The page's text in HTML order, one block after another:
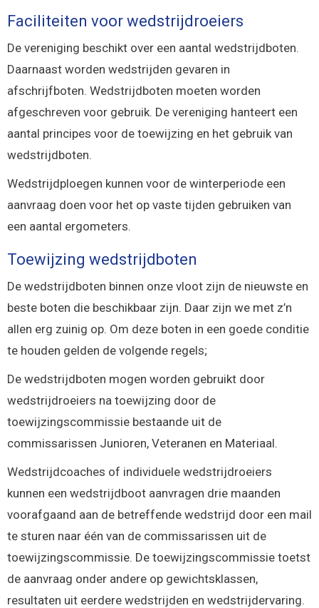
Faciliteiten voor wedstrijdroeiers
De vereniging beschikt over een aantal wedstrijdboten.
Daarnaast worden wedstrijden gevaren in
afschrijfboten. Wedstrijdboten moeten worden
afgeschreven voor gebruik. De vereniging hanteert een
aantal principes voor de toewijzing en het gebruik van
wedstrijdboten.
Wedstrijdploegen kunnen voor de winterperiode een
aanvraag doen voor het op vaste tijden gebruiken van
een aantal ergometers.
Toewijzing wedstrijdboten
De wedstrijdboten binnen onze vloot zijn de nieuwste en
beste boten die beschikbaar zijn. Daar zijn we met z’n
allen erg zuinig op. Om deze boten in een goede conditie
te houden gelden de volgende regels;
De wedstrijdboten mogen worden gebruikt door
wedstrijdroeiers na toewijzing door de
toewijzingscommissie bestaande uit de
commissarissen Junioren, Veteranen en Materiaal.
Wedstrijdcoaches of individuele wedstrijdroeiers
kunnen een wedstrijdboot aanvragen drie maanden
voorafgaand aan de betreffende wedstrijd door een mail
te sturen naar één van de commissarissen uit de
toewijzingscommissie. De toewijzingscommissie toetst
de aanvraag onder andere op gewichtsklassen,
resultaten uit eerdere wedstrijden en wedstrijdervaring.